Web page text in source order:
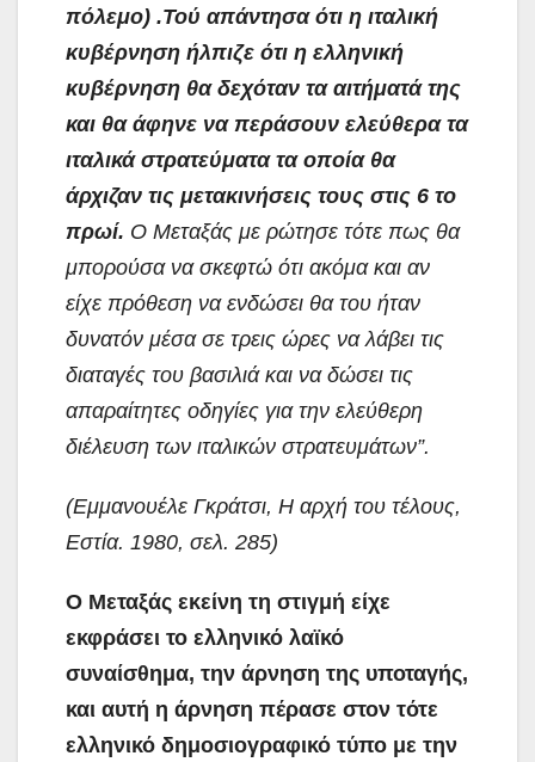
πόλεμο) .Τού απάντησα ότι η ιταλική
κυβέρνηση ήλπιζε ότι η ελληνική
κυβέρνηση θα δεχόταν τα αιτήματά της
και θα άφηνε να περάσουν ελεύθερα τα
ιταλικά στρατεύματα τα οποία θα
άρχιζαν τις μετακινήσεις τους στις 6 το
πρωί. Ο Μεταξάς με ρώτησε τότε πως θα
μπορούσα να σκεφτώ ότι ακόμα και αν
είχε πρόθεση να ενδώσει θα του ήταν
δυνατόν μέσα σε τρεις ώρες να λάβει τις
διαταγές του βασιλιά και να δώσει τις
απαραίτητες οδηγίες για την ελεύθερη
διέλευση των ιταλικών στρατευμάτων”.
(Εμμανουέλε Γκράτσι, Η αρχή του τέλους,
Εστία. 1980, σελ. 285)
Ο Μεταξάς εκείνη τη στιγμή είχε
εκφράσει το ελληνικό λαϊκό
συναίσθημα, την άρνηση της υποταγής,
και αυτή η άρνηση πέρασε στον τότε
ελληνικό δημοσιογραφικό τύπο με την